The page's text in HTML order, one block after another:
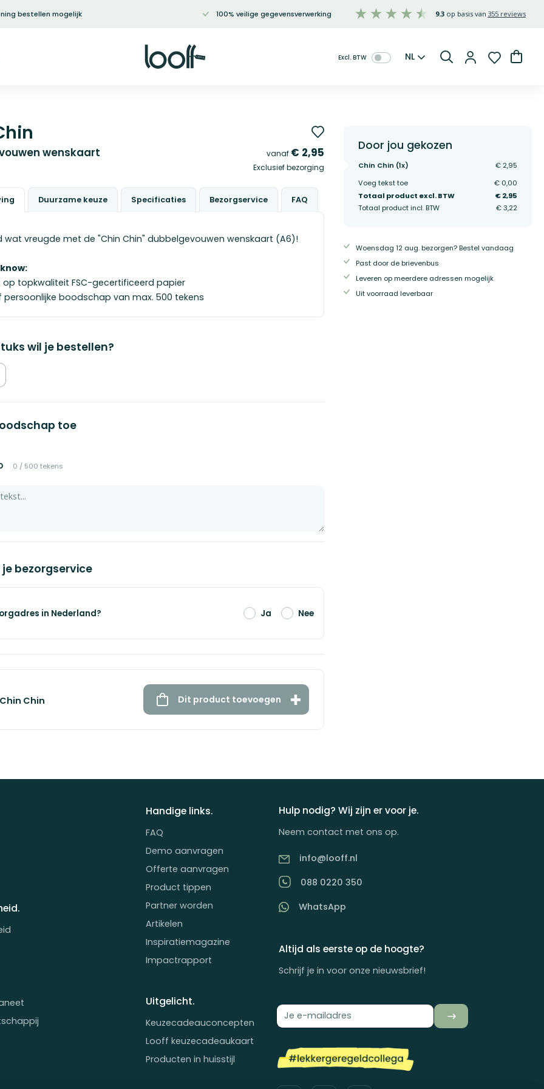
bestellen mogelijk 100% veilige gegevensverwerking 9.3 355 reviews
Taal
NL
Door jou gekozen
Chin Chin (1x)
€ 2,95
Voeg tekst toe
€ 0,00
Totaal product excl. BTW
€ 2,95
Totaal product incl. BTW
€ 3,22
Woensdag 12 aug. bezorgen? Bestel vandaag
Past door de brievenbus
Leveren op meerdere adressen mogelijk
Uit voorraad leverbaar
wenskaart vanaf € 2,95
Exclusief bezorging
wat vreugde met de "Chin Chin" dubbelgevouwen wenskaart (A6)!
op topkwaliteit FSC-gecertificeerd papier
persoonlijke boodschap van max. 500 tekens
Duurzame keuze Specificaties Bezorgservice FAQ
wil je bestellen?
Chin
€ 2,95
toe
toe
0 / 500 tekens
bezorgservice
in Nederland? Ja Nee
Chin Chin Dit product toevoegen
Handige links.
FAQ
Demo aanvragen
Offerte aanvragen
Product tippen
Partner worden
Artikelen
Inspiratiemagazine
Impactrapport
Uitgelicht.
Keuzecadeauconcepten
Looff keuzecadeaukaart
Producten in huisstijl
Hulp nodig? Wij zijn er voor je.
Neem contact met ons op.
info@looff.nl
088 0220 350
WhatsApp
Altijd als eerste op de hoogte?
Schrijf je in voor onze nieuwsbrief!